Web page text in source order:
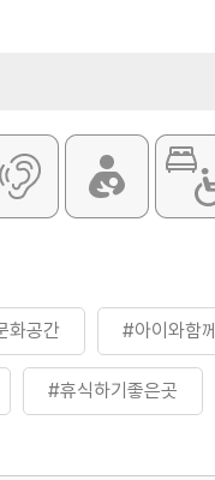
화공간 #아이와함께
#휴식하기좋은곳